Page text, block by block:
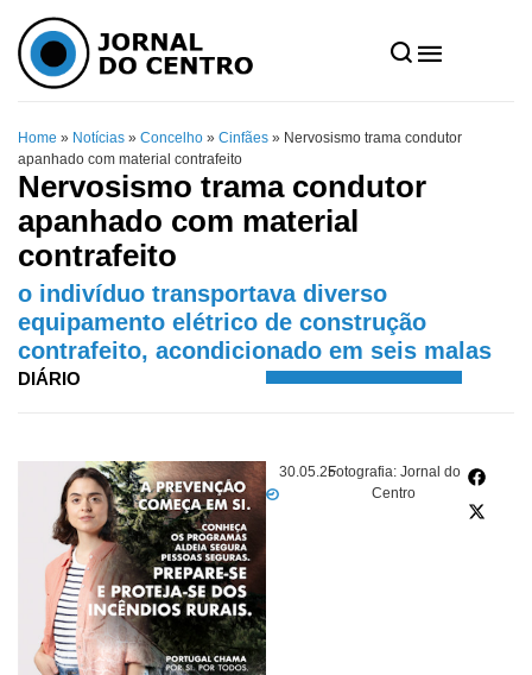
Home » Notícias » Concelho » Cinfães » Nervosismo trama condutor
apanhado com material contrafeito
Nervosismo trama condutor
apanhado com material
contrafeito
o indivíduo transportava diverso
equipamento elétrico de construção
contrafeito, acondicionado em seis malas
DIÁRIO
30.05.25Fotografia: Jornal do
Centro